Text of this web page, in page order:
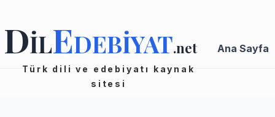
DİLEDEBİYAT.net Ana Sayfa
Türk dili ve edebiyatı kaynak
sitesi